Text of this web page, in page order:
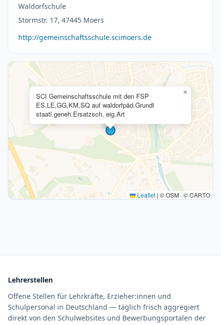
Waldorfschule
Stormstr. 17, 47445 Moers
http://gemeinschaftsschule.scimoers.de
SCI Gemeinschaftsschule mit den FSP
ES,LE,GG,KM,SQ auf waldorfpäd.Grundl
staatl.geneh.Ersatzsch. eig.Art
×
Leaflet | © OSM · © CARTO
Lehrerstellen
Offene Stellen für Lehrkräfte, Erzieher:innen und
Schulpersonal in Deutschland — täglich frisch aggregiert
direkt von den Schulwebsites und Bewerbungsportalen der